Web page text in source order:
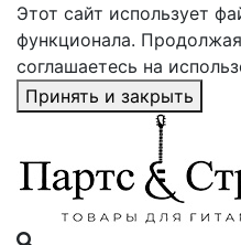
Этот сайт использует
функционала.
соглашаетесь на
Принять и закрыть